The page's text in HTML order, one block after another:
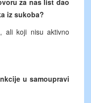
za nas list dao
iz sukoba?
ali koji nisu aktivno
u samoupravi